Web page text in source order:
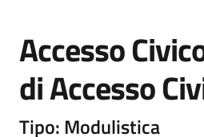
Accesso
di Accesso
Tipo: Modulistica